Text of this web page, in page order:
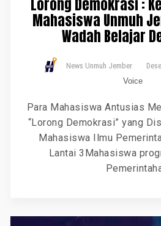
Lorong Demokrasi :
Mahasiswa Unmuh
Wadah Belajar
News Unmuh Jember
Voice
Para Mahasiswa Antusias
“Lorong Demokrasi” yang
Mahasiswa Ilmu
Lantai 3Mahasiswa